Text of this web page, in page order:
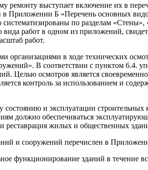
ремонту выступает включение их в
Приложении Б «Перечень основных
по разделам
работ в одном из приложений,
работ.
организациями в ходе технических
В соответствии с пунктом 6.4.
Целью осмотров является
контроль за использованием и
и эксплуатации
должно обеспечиваться
жилых и общественных
и сооружений перечислен в
функционирование зданий в течение